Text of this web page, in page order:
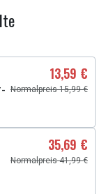
13,59 €
Normalpreis 15,99 €
35,69 €
Normalpreis 41,99 €